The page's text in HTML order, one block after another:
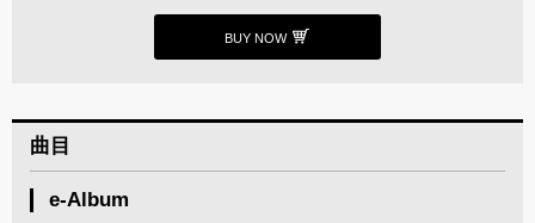
BUY NOW
曲目
e-Album